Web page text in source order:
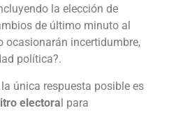
la elección de
de último minuto al
ocasionarán incertidumbre,
política?.
única respuesta posible es
electoral para